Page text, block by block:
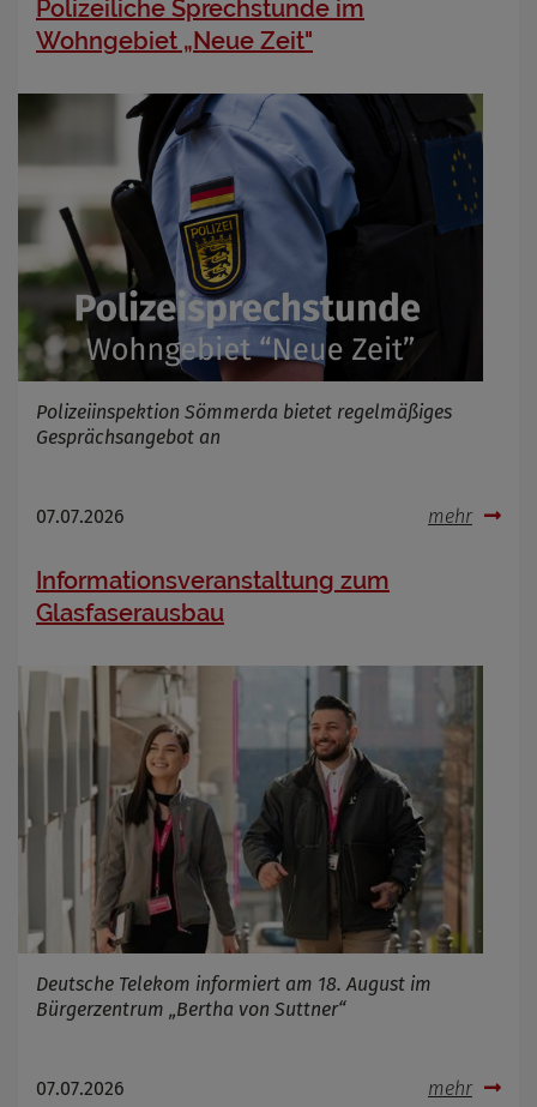
Polizeiliche Sprechstunde im
Wohngebiet „Neue Zeit"
Polizeiinspektion Sömmerda bietet regelmäßiges
Gesprächsangebot an
07.07.2026 mehr
Informationsveranstaltung zum
Glasfaserausbau
Deutsche Telekom informiert am 18. August im
Bürgerzentrum „Bertha von Suttner“
07.07.2026 mehr